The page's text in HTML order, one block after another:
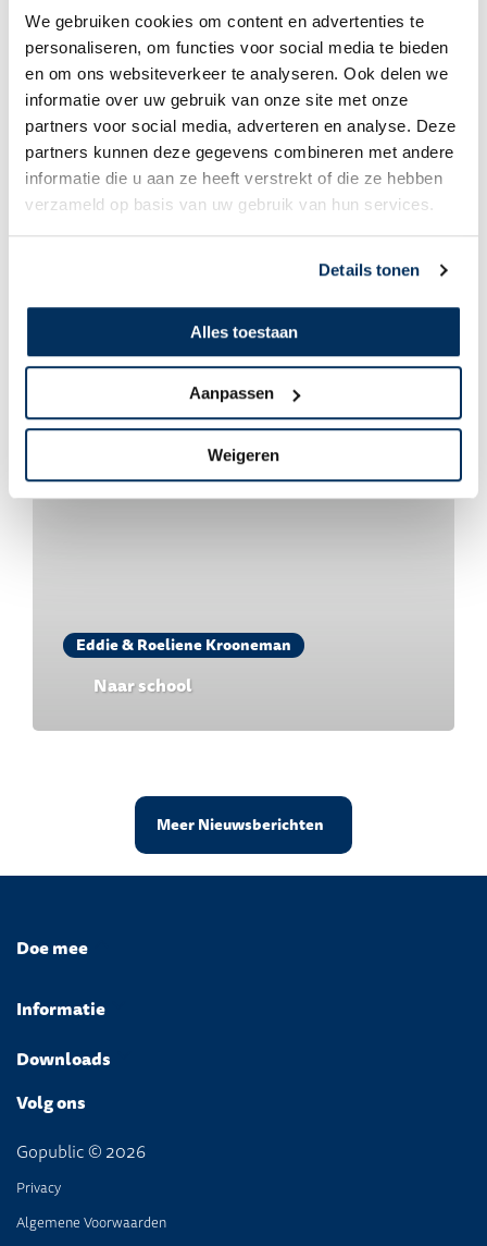
We gebruiken cookies om content en advertenties te
personaliseren, om functies voor social media te bieden
en om ons websiteverkeer te analyseren. Ook delen we
informatie over uw gebruik van onze site met onze
partners voor social media, adverteren en analyse. Deze
partners kunnen deze gegevens combineren met andere
informatie die u aan ze heeft verstrekt of die ze hebben
verzameld op basis van uw gebruik van hun services.
Details tonen
Alles toestaan
Aanpassen
Weigeren
Aftellen naar Engeland
Eddie & Roeliene Krooneman
Naar school
Meer Nieuwsberichten
Doe mee
Informatie
Downloads
Volg ons
Gopublic © 2026
Privacy
Algemene Voorwaarden